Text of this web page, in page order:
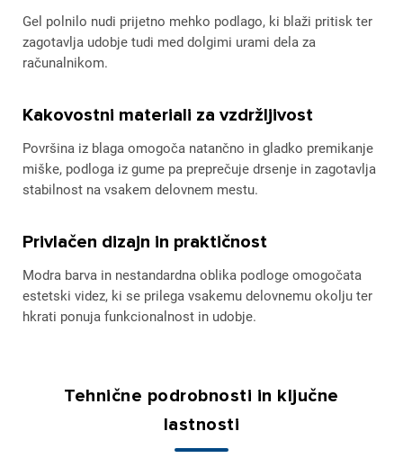
Gel polnilo nudi prijetno mehko podlago, ki blaži pritisk ter
zagotavlja udobje tudi med dolgimi urami dela za
računalnikom.
Kakovostni materiali za vzdržljivost
Površina iz blaga omogoča natančno in gladko premikanje
miške, podloga iz gume pa preprečuje drsenje in zagotavlja
stabilnost na vsakem delovnem mestu.
Privlačen dizajn in praktičnost
Modra barva in nestandardna oblika podloge omogočata
estetski videz, ki se prilega vsakemu delovnemu okolju ter
hkrati ponuja funkcionalnost in udobje.
Tehnične podrobnosti in ključne
lastnosti